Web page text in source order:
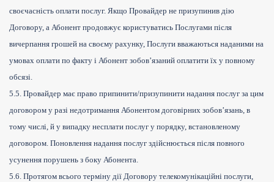
своєчасність оплати послуг. Якщо Провайдер не призупинив дію
Договору, а Абонент продовжує користуватись Послугами після
вичерпання грошей на своєму рахунку, Послуги вважаються наданими на
умовах оплати по факту і Абонент зобов’язаний оплатити їх у повному
обсязі.
5.5. Провайдер має право припинити/призупинити надання послуг за цим
договором у разі недотримання Абонентом договірних зобов’язань, в
тому числі, й у випадку несплати послуг у порядку, встановленому
договором. Поновлення надання послуг здійснюється після повного
усунення порушень з боку Абонента.
5.6. Протягом всього терміну дії Договору телекомунікаційні послуги,